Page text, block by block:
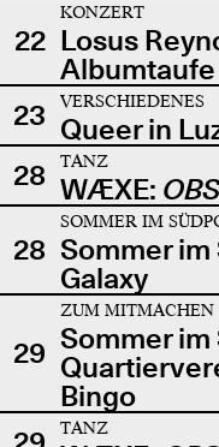
22
KONZERT
Losus
Albumtaufe
23
VERSCHIEDENES
Queer in
28
TANZ
WÆXE:
28
SOMMER IM
Sommer im
Galaxy
29
ZUM MITMACHEN
Sommer im
Bingo
TANZ